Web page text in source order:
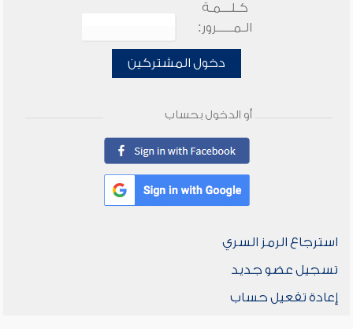
كـلـــمـة
الـمـــــرور:
دخول المشتركين
أو الدخول بحساب
استرجاع الرمز السري
تسجيل عضو جديد
إعادة تفعيل حساب